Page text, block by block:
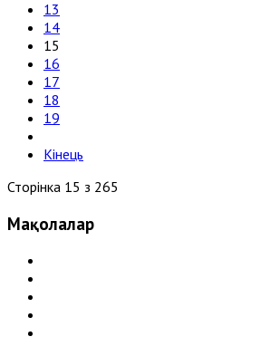
13
14
15
16
17
18
19
Кінець
Сторінка 15 з 265
Мақолалар